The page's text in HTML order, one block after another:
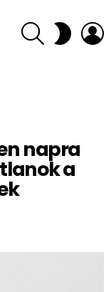
SEARCH SWITCH
SKIN
napra
a